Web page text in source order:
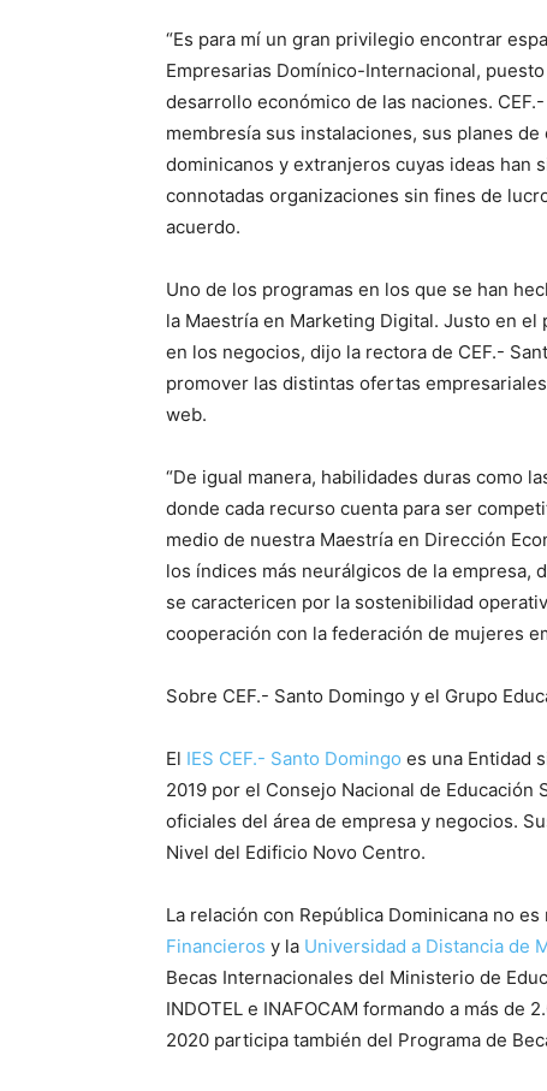
“Es para mí un gran privilegio encontrar
Empresarias Domínico-Internacional,
desarrollo económico de las naciones.
membresía sus instalaciones, sus planes
dominicanos y extranjeros cuyas ideas han
connotadas organizaciones sin fines de
acuerdo.
Uno de los programas en los que se han
la Maestría en Marketing Digital. Justo en
en los negocios, dijo la rectora de CEF.-
promover las distintas ofertas
web.
“De igual manera, habilidades duras como
donde cada recurso cuenta para ser
medio de nuestra Maestría en Dirección
los índices más neurálgicos de la empresa,
se caractericen por la sostenibilidad
cooperación con la federación de mujeres
Sobre CEF.- Santo Domingo y el Grupo
El IES CEF.- Santo Domingo es una Entidad
2019 por el Consejo Nacional de Educación
oficiales del área de empresa y negocios.
Nivel del Edificio Novo Centro.
La relación con República Dominicana no es
Financieros y la Universidad a Distancia de
Becas Internacionales del Ministerio de
INDOTEL e INAFOCAM formando a más de
2020 participa también del Programa de